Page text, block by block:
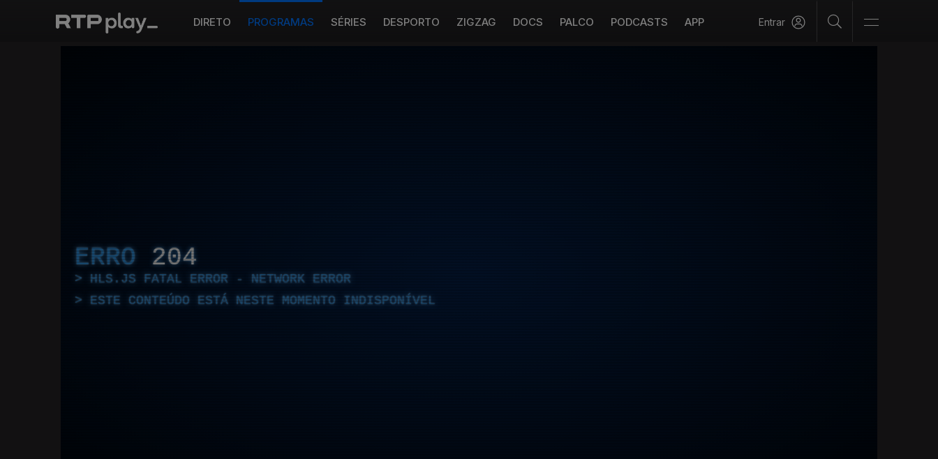
DIRETO PROGRAMAS SÉRIES DESPORTO ZIGZAG DOCS PALCO PODCASTS APP Entrar
ERRO 204
HLS.JS FATAL ERROR - NETWORK ERROR
ESTE CONTEÚDO ESTÁ NESTE MOMENTO INDISPONÍVEL